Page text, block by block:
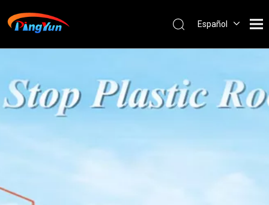
Español
Pусский
Português